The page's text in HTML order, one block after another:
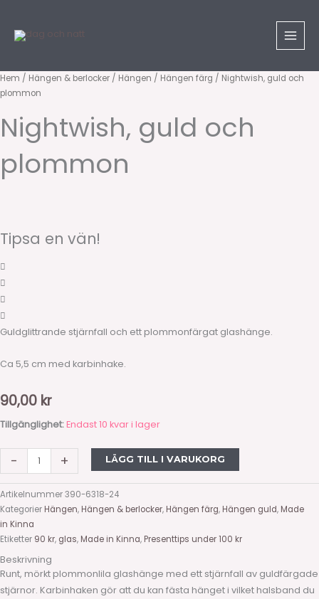
innehåll
Hem / Hängen & berlocker / Hängen / Hängen färg / Nightwish, guld och
plommon
Nightwish, guld och
plommon
Tipsa en vän!
Guldglittrande stjärnfall och ett plommonfärgat glashänge.
Ca 5,5 cm med karbinhake.
90,00 kr
Tillgänglighet:Endast 10 kvar i lager
-
Nightwish,
guld
plommon
mängd
+ LÄGG TILL I VARUKORG
Artikelnummer390-6318-24
Kategorier Hängen, Hängen & berlocker, Hängen färg, Hängen guld, Made
in Kinna
Etiketter 90 kr, glas, Made in Kinna, Presenttips under 100 kr
Beskrivning
Runt, mörkt plommonlila glashänge med ett stjärnfall av guldfärgade
stjärnor. Karbinhaken gör att du kan fästa hänget i vilket halsband du